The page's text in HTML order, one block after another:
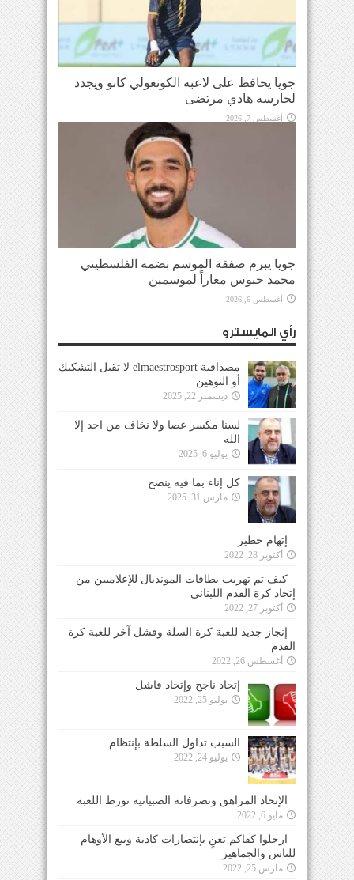
جويا يحافظ على لاعبه الكونغولي كانو ويجدد
لحارسه هادي مرتضى
أغسطس 7, 2026
جويا يبرم صفقة الموسم بضمه الفلسطيني
محمد حبوس معاراً لموسمين
أغسطس 6, 2026
رأي المايسترو
مصداقية elmaestrosport لا تقبل التشكيك
أو التوهين
ديسمبر 22, 2025
لسنا مكسر عصا ولا نخاف من احد إلا
الله
يوليو 6, 2025
كل إناء بما فيه ينضح
مارس 31, 2025
إتهام خطير
أكتوبر 28, 2022
كيف تم تهريب بطاقات المونديال للإعلاميين من
إتحاد كرة القدم اللبناني
أكتوبر 27, 2022
إنجاز جديد للعبة كرة السلة وفشل آخر للعبة كرة
القدم
أغسطس 26, 2022
إتحاد ناجح وإتحاد فاشل
يوليو 25, 2022
السبب تداول السلطة بإنتظام
يوليو 24, 2022
الإتحاد المراهق وتصرفاته الصبيانية تورط اللعبة
مايو 6, 2022
ارحلوا كفاكم تغنٍ بإنتصارات كاذبة وبيع الأوهام
للناس والجماهير
مارس 25, 2022